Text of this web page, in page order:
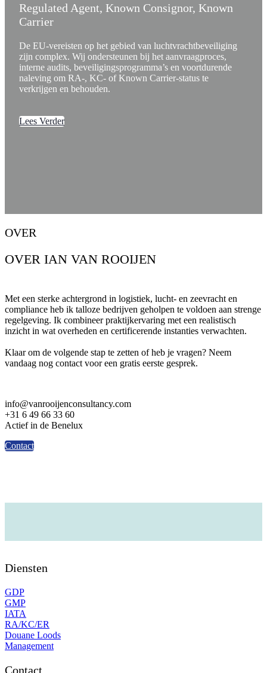
Regulated Agent, Known Consignor, Known
Carrier
De EU-vereisten op het gebied van luchtvrachtbeveiliging
zijn complex. Wij ondersteunen bij het aanvraagproces,
interne audits, beveiligingsprogramma’s en voortdurende
naleving om RA-, KC- of Known Carrier-status te
verkrijgen en behouden.
Lees Verder
OVER
OVER IAN VAN ROOIJEN
Met een sterke achtergrond in logistiek, lucht- en zeevracht en
compliance heb ik talloze bedrijven geholpen te voldoen aan strenge
regelgeving. Ik combineer praktijkervaring met een realistisch
inzicht in wat overheden en certificerende instanties verwachten.
Klaar om de volgende stap te zetten of heb je vragen? Neem
vandaag nog contact voor een gratis eerste gesprek.
info@vanrooijenconsultancy.com
+31 6 49 66 33 60
Actief in de Benelux
Contact
Diensten
GDP
GMP
IATA
RA/KC/ER
Douane Loods
Management
Contact